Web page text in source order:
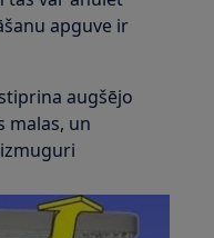
apguve ir
augšējo
malas, un